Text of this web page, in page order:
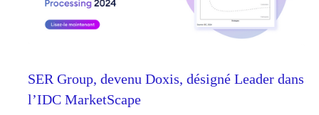
SER Group, devenu Doxis, désigné Leader dans
l’IDC MarketScape